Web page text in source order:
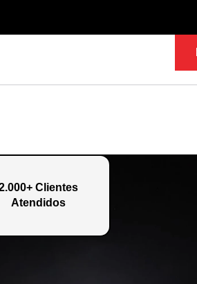
Clientes
Atendidos